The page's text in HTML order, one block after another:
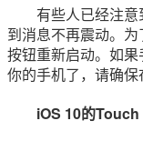
有些人已经注意
到消息不再震动。
按钮重新启动。如
你的手机了，请确保
iOS 10的Touch